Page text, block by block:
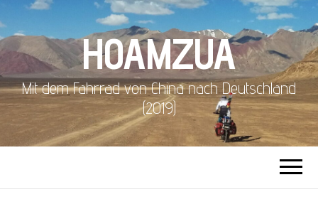
HOAMZUA
Mit dem Fahrrad von China nach Deutschland
(2019)